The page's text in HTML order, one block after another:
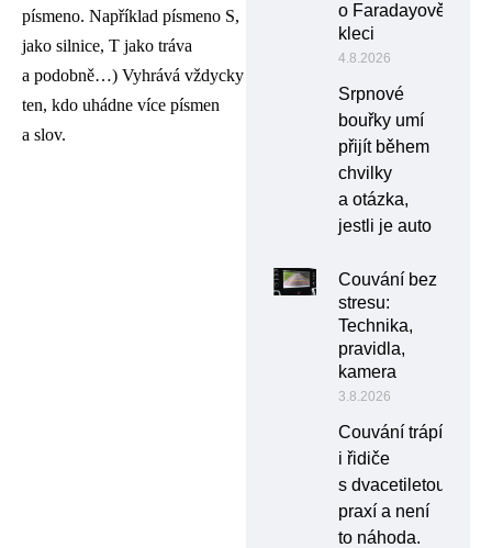
písmeno. Například písmeno S,
jako silnice, T jako tráva
a podobně…) Vyhrává vždycky
ten, kdo uhádne více písmen
a slov.
o Faradayově
kleci
4.8.2026
Srpnové
bouřky umí
přijít během
chvilky
a otázka,
jestli je auto
Couvání bez
stresu:
Technika,
pravidla,
kamera
3.8.2026
Couvání trápí
i řidiče
s dvacetiletou
praxí a není
to náhoda.